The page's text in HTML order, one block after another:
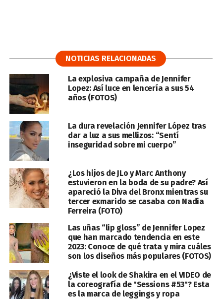
NOTICIAS RELACIONADAS
La explosiva campaña de Jennifer
Lopez: Así luce en lencería a sus 54
años (FOTOS)
La dura revelación Jennifer López tras
dar a luz a sus mellizos: “Sentí
inseguridad sobre mi cuerpo”
¿Los hijos de JLo y Marc Anthony
estuvieron en la boda de su padre? Así
apareció la Diva del Bronx mientras su
tercer exmarido se casaba con Nadia
Ferreira (FOTO)
Las uñas “lip gloss” de Jennifer Lopez
que han marcado tendencia en este
2023: Conoce de qué trata y mira cuáles
son los diseños más populares (FOTOS)
¿Viste el look de Shakira en el VIDEO de
la coreografía de "Sessions #53"? Esta
es la marca de leggings y ropa